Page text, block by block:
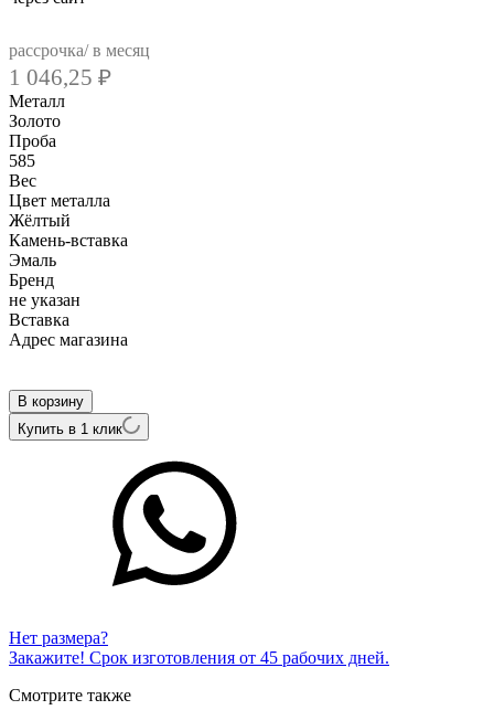
рассрочка/ в месяц
1 046,25 ₽
Металл
Золото
Проба
585
Вес
Цвет металла
Жёлтый
Камень-вставка
Эмаль
Бренд
не указан
Вcтавка
Адрес магазина
В корзину
Купить в 1 клик
Нет размера?
Закажите! Срок изготовления от 45 рабочих дней.
Смотрите также